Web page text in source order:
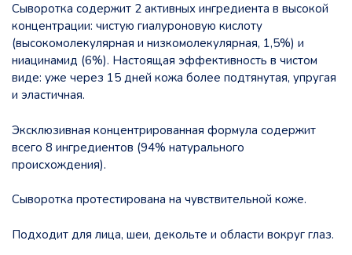
Сыворотка содержит 2 активных ингредиента в высокой
концентрации: чистую гиалуроновую кислоту
(высокомолекулярная и низкомолекулярная, 1,5%) и
ниацинамид (6%). Настоящая эффективность в чистом
виде: уже через 15 дней кожа более подтянутая, упругая
и эластичная.
Эксклюзивная концентрированная формула содержит
всего 8 ингредиентов (94% натурального
происхождения).
Сыворотка протестирована на чувствительной коже.
Подходит для лица, шеи, декольте и области вокруг глаз.